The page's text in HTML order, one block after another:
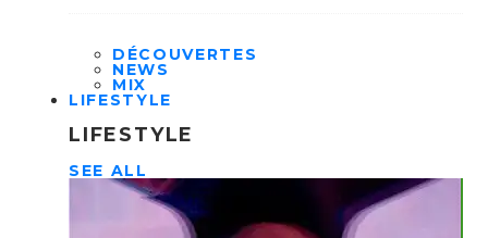
DÉCOUVERTES
NEWS
MIX
LIFESTYLE
LIFESTYLE
SEE ALL